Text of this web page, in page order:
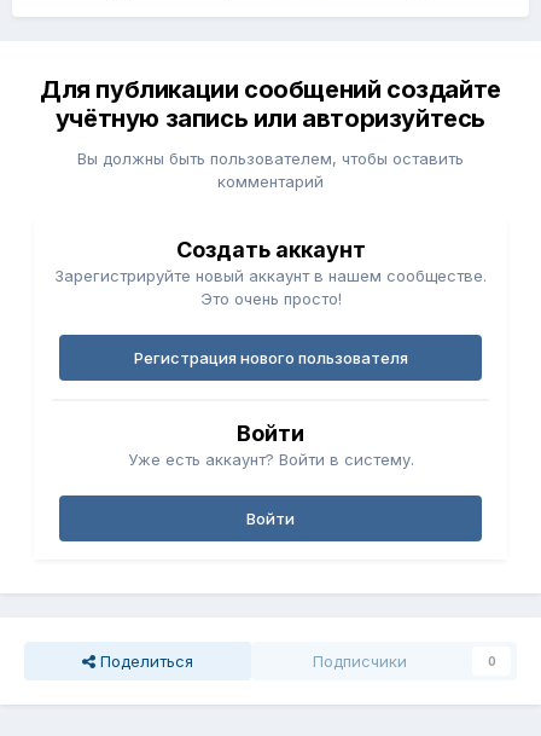
Для публикации сообщений создайте
учётную запись или авторизуйтесь
Вы должны быть пользователем, чтобы оставить
комментарий
Создать аккаунт
Зарегистрируйте новый аккаунт в нашем сообществе.
Это очень просто!
Регистрация нового пользователя
Войти
Уже есть аккаунт? Войти в систему.
Войти
Поделиться Подписчики 0